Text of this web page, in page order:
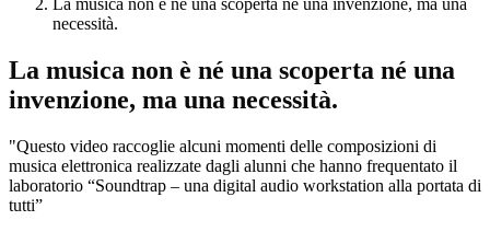
La musica non è né una scoperta né una invenzione, ma una
necessità.
La musica non è né una scoperta né una
invenzione, ma una necessità.
"Questo video raccoglie alcuni momenti delle composizioni di
musica elettronica realizzate dagli alunni che hanno frequentato il
laboratorio “Soundtrap – una digital audio workstation alla portata di
tutti”